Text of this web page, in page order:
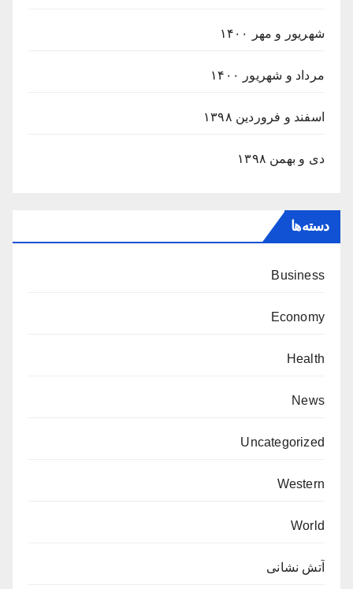
شهریور و مهر ۱۴۰۰
مرداد و شهریور ۱۴۰۰
اسفند و فروردین ۱۳۹۸
دی و بهمن ۱۳۹۸
دسته‌ها
Business
Economy
Health
News
Uncategorized
Western
World
آتش نشانی